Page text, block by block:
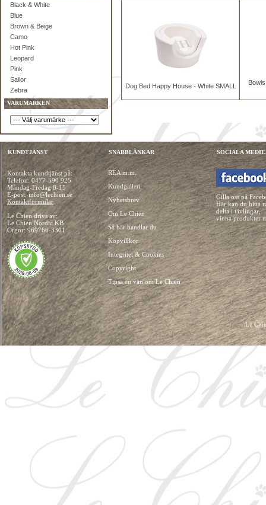
Black & White
Blue
Brown & Beige
Camo
Hot Pink
Leopard
Pink
Sailor
Zebra
VARUMÄRKEN
Dog Bed Happy House - White SMALL
KUNDTJÄNST
Kontakta kundtjänst på:
Telefon:0477-590 925
Måndag-Fredag 8-15
E-post: info@lechien.se
Kontaktformulär
Le Chien drivs av:
Le Chien Nordic KB
Orgnr: 969766-3301
SNABBLÄNKAR
REA m.m.
Kundgalleri
Nyhetsbrev
Om Le Chien
Så här handlar du
Köpvillkor
Integritet & Cookies
Copyright
Tipsa en vän om Le Chien
SOCIALA
Gilla oss på
Här kan du hitta
delta i tävlingar,
vinna produkter
Le
HUNDKLÄDER, HUNDVÄSKOR, HUNDACCESSOARER, HUND KLÄDER,